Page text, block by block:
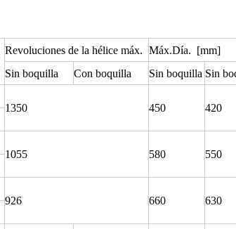
Revoluciones de la hélice máx. Máx.Día. [mm]
Sin boquilla Con boquilla Sin boquilla Sin
1350
450 420
1055
580 550
926
660 630